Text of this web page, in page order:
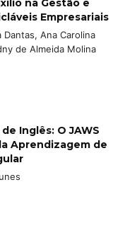
na Gestão e
Empresariais
Ana Carolina
de Almeida Molina
Inglês: O JAWS
Aprendizagem de